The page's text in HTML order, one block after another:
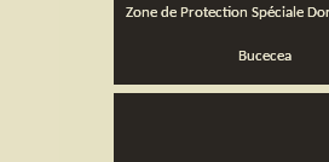
Zone de Protection Spéciale Dorohoi – Selle
Bucecea